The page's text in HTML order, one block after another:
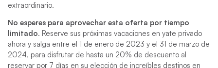
extraordinario.
No esperes para aprovechar esta oferta por tiempo
limitado. Reserve sus próximas vacaciones en yate privado
ahora y salga entre el 1 de enero de 2023 y el 31 de marzo de
2024, para disfrutar de hasta un 20% de descuento al
reservar por 7 días en su elección de increíbles destinos en